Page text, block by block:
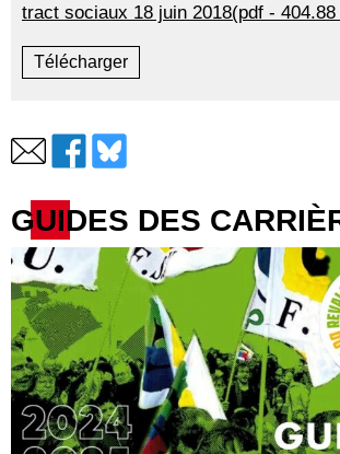
tract sociaux 18 juin 2018(pdf - 404.88
Télécharger
GUIDES DES